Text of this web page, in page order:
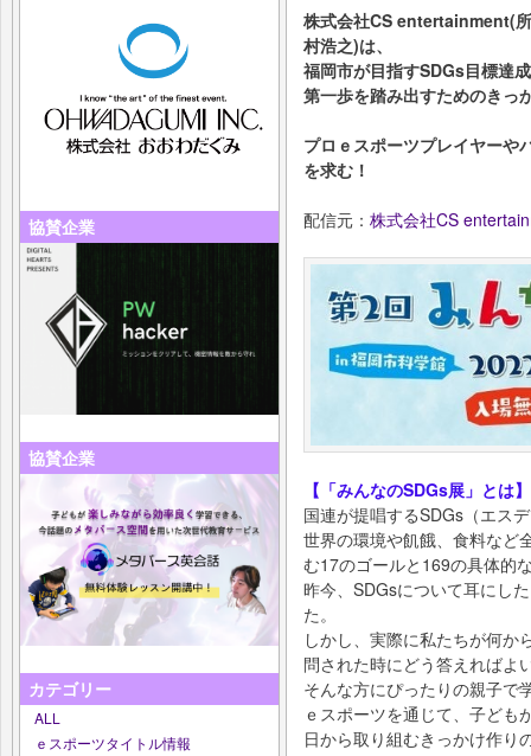
協賛企業
協賛企業
カテゴリー
ALL
ｅスポーツタイトル情報
株式会社CS entertainment(
村浩之)は、
福岡市が目指すSDGs目標達
第一歩を踏み出すためのきっ
プロｅスポーツプレイヤーや
を求む！
配信元： 株式会社CS
【「みんなのSDGs展」とは】
国連が提唱するSDGs（エス
世界の環境や飢餓、食料など
む17のゴールと169の具体的
昨今、SDGsについて耳にし
た。
しかし、実際に私たちが何か
問された時にどう答えればよ
そんな方にぴったりの親子で
ｅスポーツを通じて、子ども
日から取り組むきっかけ作り